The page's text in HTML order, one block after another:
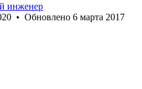
инженер
• Обновлено 6 марта 2017